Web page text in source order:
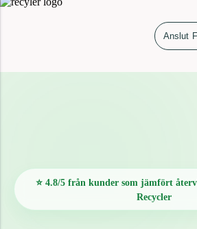
Anslut
⭐ 4.8/5 från kunder som jämfört
Recycler